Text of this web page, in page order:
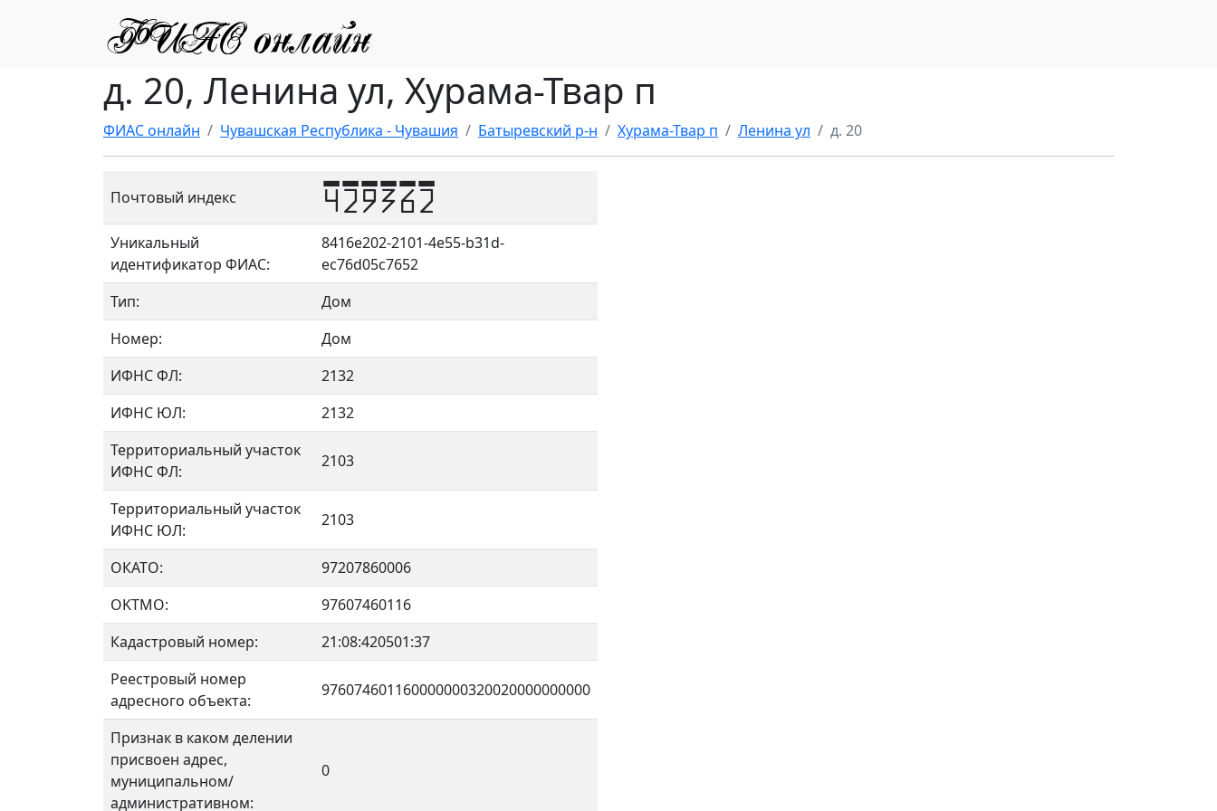
д. 20, Ленина ул, Хурама-Твар п
ФИАС онлайн Чувашская Республика - Чувашия Батыревский р-н Хурама-Твар п Ленина ул д. 20
Почтовый индекс 429362
Уникальный
идентификатор ФИАС:
8416e202-2101-4e55-b31d-
ec76d05c7652
Тип:
Дом
Номер:
Дом
ИФНС ФЛ:
2132
ИФНС ЮЛ:
2132
Территориальный участок
ИФНС ФЛ:
2103
Территориальный участок
ИФНС ЮЛ:
2103
ОКАТО:
97207860006
OKTMO:
97607460116
Кадастровый номер:
21:08:420501:37
Реестровый номер
адресного объекта:
976074601160000000320020000000000
Признак в каком делении
присвоен адрес,
муниципальном/
административном:
0